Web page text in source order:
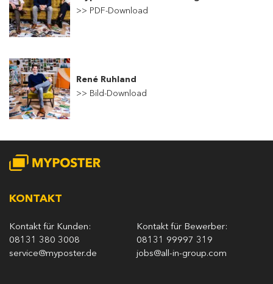
>> PDF-Download
René Ruhland
>> Bild-Download
KONTAKT
Kontakt für Kunden:
08131 380 3008
service@myposter.de
Kontakt für Bewerber:
08131 99997 319
jobs@all-in-group.com